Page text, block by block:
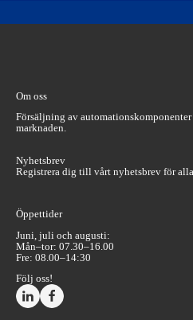
Om oss
Försäljning av
marknaden.
Nyhetsbrev
Registrera dig till vårt nyhetsbrev för
Öppettider
Juni, juli och augusti:
Mån–tor: 07.30–16.00
Fre: 08.00–14:30
Följ oss!